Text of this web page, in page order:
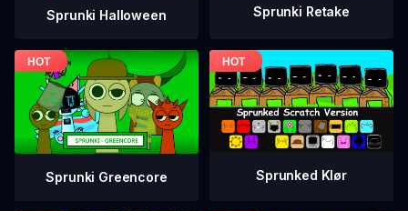
Sprunki Halloween Sprunki Retake
Sprunki Greencore Sprunked Klør